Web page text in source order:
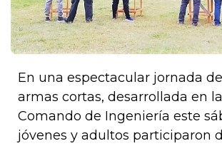
En una espectacular jornada
armas cortas, desarrollada en
Comando de Ingeniería este
jóvenes y adultos participaron